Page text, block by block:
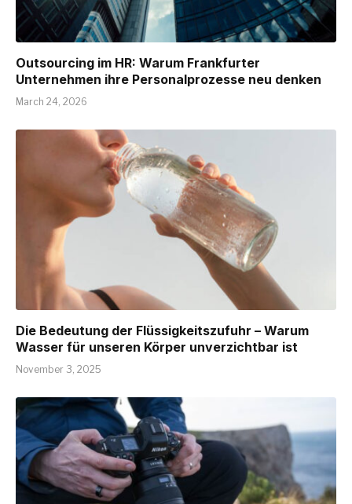
Outsourcing im HR: Warum Frankfurter
Unternehmen ihre Personalprozesse neu denken
March 24, 2026
Die Bedeutung der Flüssigkeitszufuhr – Warum
Wasser für unseren Körper unverzichtbar ist
November 3, 2025